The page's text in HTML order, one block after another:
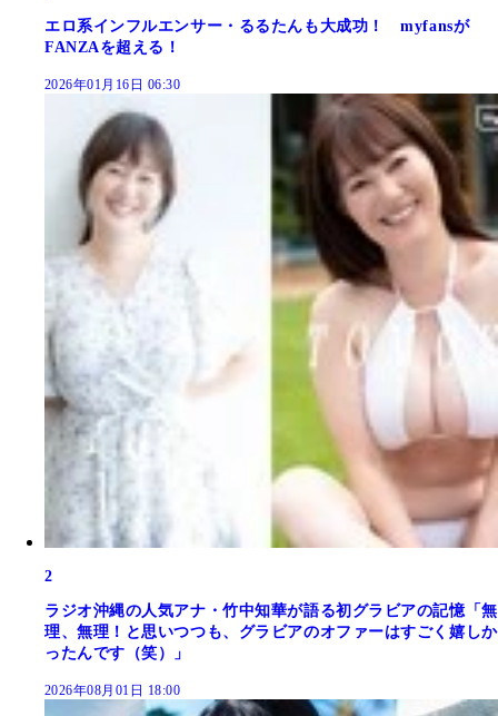
エロ系インフルエンサー・るるたんも大成功！ myfansが
FANZAを超える！
2026年01月16日 06:30
2
ラジオ沖縄の人気アナ・竹中知華が語る初グラビアの記憶「無
理、無理！と思いつつも、グラビアのオファーはすごく嬉しか
ったんです（笑）」
2026年08月01日 18:00